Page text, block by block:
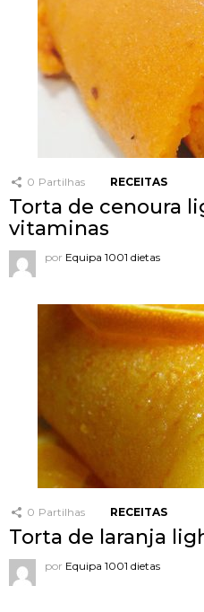
0 Partilhas RECEITAS
Torta de cenoura
vitaminas
por Equipa 1001 dietas
0 Partilhas RECEITAS
Torta de laranja
por Equipa 1001 dietas